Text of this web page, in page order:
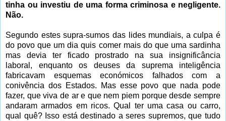
tinha ou investiu de uma forma criminosa e negligente.
Não.
Segundo estes supra-sumos das lides mundiais, a culpa é
do povo que um dia quis comer mais do que uma sardinha
mas devia ter ficado prostrado na sua insignificância
laboral, enquanto os deuses da suprema inteligência
fabricavam esquemas económicos falhados com a
conivência dos Estados. Mas esse povo que nada pode
fazer, que viva de ar e que nem piem porque desde sempre
andaram armados em ricos. Qual ter uma casa ou carro,
qual quê? Isso está destinado a seres supremos, que tudo